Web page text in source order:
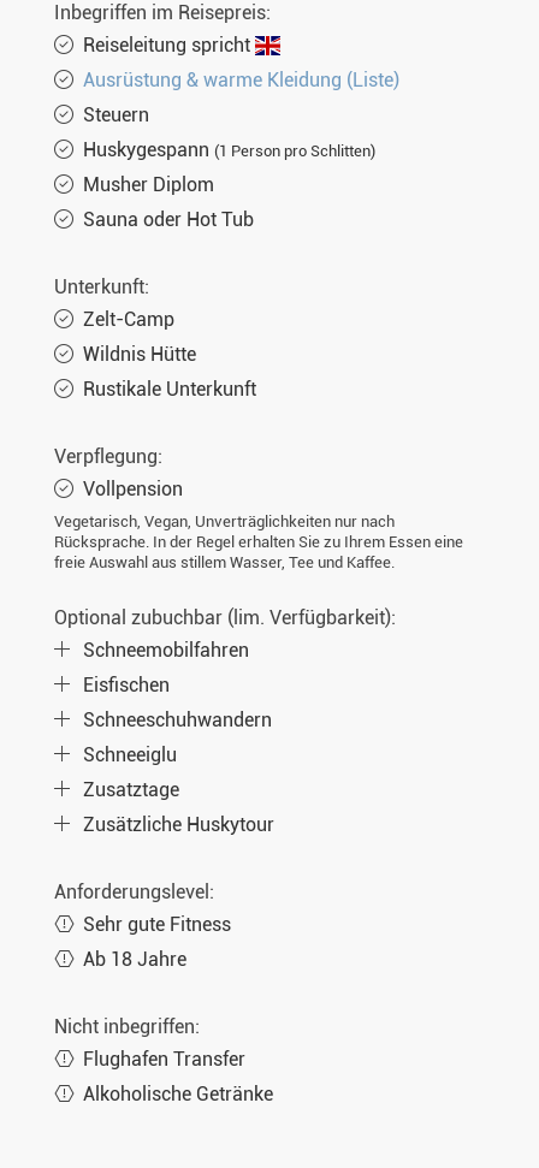
Inbegriffen im Reisepreis:
Reiseleitung spricht
Ausrüstung & warme Kleidung (Liste)
Steuern
Huskygespann (1 Person pro Schlitten)
Musher Diplom
Sauna oder Hot Tub
Unterkunft:
Zelt-Camp
Wildnis Hütte
Rustikale Unterkunft
Verpflegung:
Vollpension
Vegetarisch, Vegan, Unverträglichkeiten nur nach
Rücksprache. In der Regel erhalten Sie zu Ihrem Essen eine
freie Auswahl aus stillem Wasser, Tee und Kaffee.
Optional zubuchbar (lim. Verfügbarkeit):
Schneemobilfahren
Eisfischen
Schneeschuhwandern
Schneeiglu
Zusatztage
Zusätzliche Huskytour
Anforderungslevel:
Sehr gute Fitness
Ab 18 Jahre
Nicht inbegriffen:
Flughafen Transfer
Alkoholische Getränke